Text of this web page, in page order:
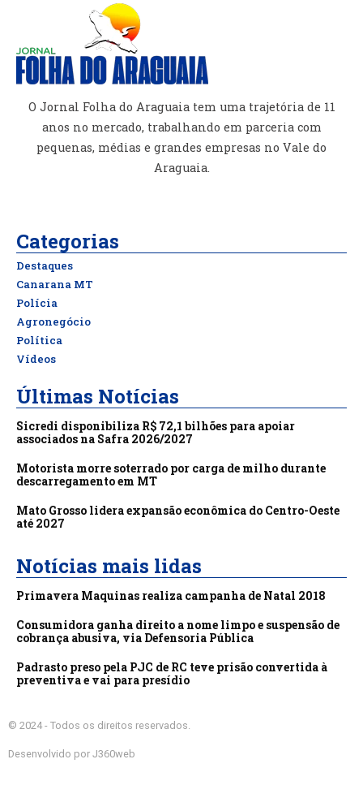
O Jornal Folha do Araguaia tem uma trajetória de 11
anos no mercado, trabalhando em parceria com
pequenas, médias e grandes empresas no Vale do
Araguaia.
Categorias
Destaques
Canarana MT
Polícia
Agronegócio
Política
Vídeos
Últimas Notícias
Sicredi disponibiliza R$ 72,1 bilhões para apoiar
associados na Safra 2026/2027
Motorista morre soterrado por carga de milho durante
descarregamento em MT
Mato Grosso lidera expansão econômica do Centro-Oeste
até 2027
Notícias mais lidas
Primavera Maquinas realiza campanha de Natal 2018
Consumidora ganha direito a nome limpo e suspensão de
cobrança abusiva, via Defensoria Pública
Padrasto preso pela PJC de RC teve prisão convertida à
preventiva e vai para presídio
© 2024 - Todos os direitos reservados.
Desenvolvido por J360web